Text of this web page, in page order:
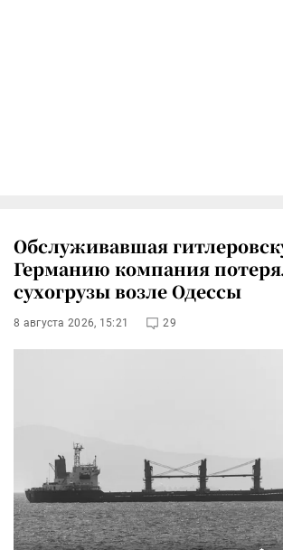
Обслуживавшая
Германию компания
сухогрузы возле Одессы
8 августа 2026, 15:21 29